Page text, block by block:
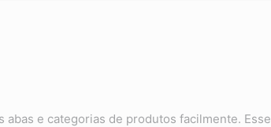
e categorias de produtos facilmente. Esse